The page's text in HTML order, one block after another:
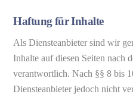
Haftung für Inhalte
Als Diensteanbieter sind wir
Inhalte auf diesen Seiten nach
verantwortlich. Nach §§ 8 bis
Diensteanbieter jedoch nicht